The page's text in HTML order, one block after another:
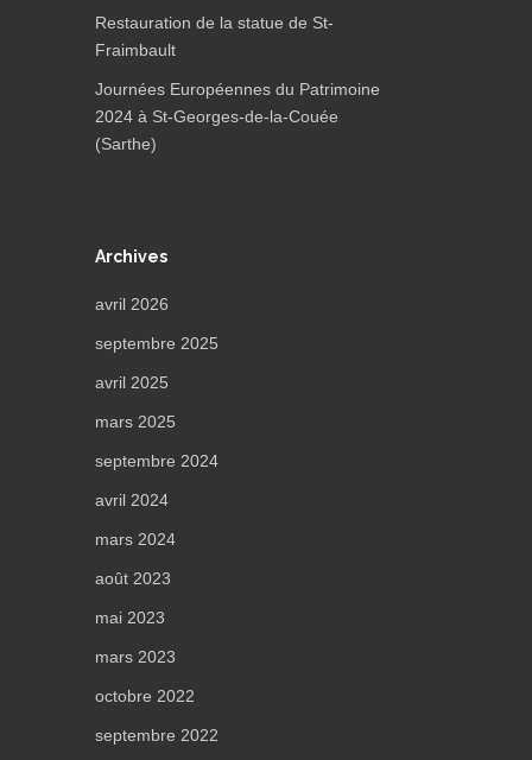
Restauration de la statue de St-
Fraimbault
Journées Européennes du Patrimoine
2024 à St-Georges-de-la-Couée
(Sarthe)
Archives
avril 2026
septembre 2025
avril 2025
mars 2025
septembre 2024
avril 2024
mars 2024
août 2023
mai 2023
mars 2023
octobre 2022
septembre 2022